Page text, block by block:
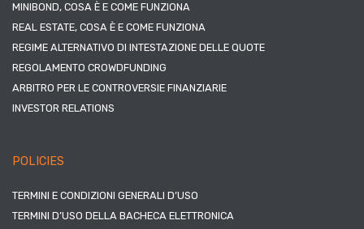
MINIBOND, COSA È E COME FUNZIONA
REAL ESTATE, COSA È E COME FUNZIONA
REGIME ALTERNATIVO DI INTESTAZIONE DELLE QUOTE
REGOLAMENTO CROWDFUNDING
ARBITRO PER LE CONTROVERSIE FINANZIARIE
INVESTOR RELATIONS
POLICIES
TERMINI E CONDIZIONI GENERALI D’USO
TERMINI D’USO DELLA BACHECA ELETTRONICA